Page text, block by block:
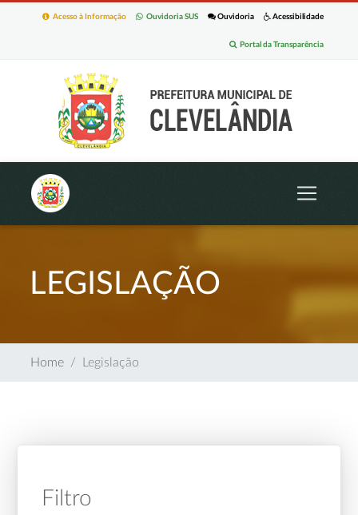
Acessibilidade
Ouvidoria
Ouvidoria SUS
Acesso à Informação
Portal da Transparência
LEGISLAÇÃO
Home Legislação
Filtro